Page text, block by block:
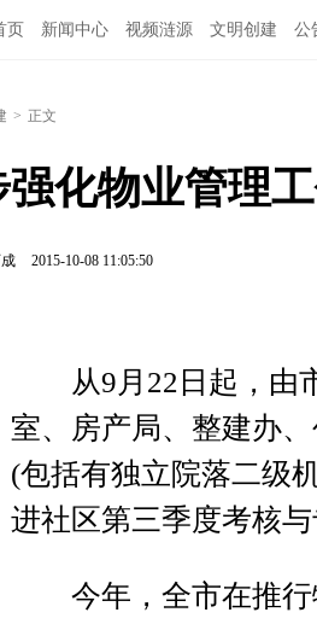
页 新闻中心 视频涟源 文明创建 公
> 正文
化物业管理
2015-10-08 11:05:50
从9月22日起，由市
室、房产局、整建办
(包括有独立院落二级
进社区第三季度考核
今年，全市在推行